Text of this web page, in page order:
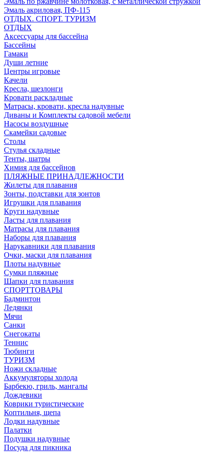
Эмаль акриловая, ПФ-115
ОТДЫХ. СПОРТ. ТУРИЗМ
ОТДЫХ
Аксессуары для бассейна
Бассейны
Гамаки
Души летние
Центры игровые
Качели
Кресла, шезлонги
Кровати раскладные
Матрасы, кровати, кресла надувные
Диваны и Комплекты садовой мебели
Насосы воздушные
Скамейки садовые
Столы
Стулья складные
Тенты, шатры
Химия для бассейнов
ПЛЯЖНЫЕ ПРИНАДЛЕЖНОСТИ
Жилеты для плавания
Зонты, подставки для зонтов
Игрушки для плавания
Круги надувные
Ласты для плавания
Матрасы для плавания
Наборы для плавания
Нарукавники для плавания
Очки, маски для плавания
Плоты надувные
Сумки пляжные
Шапки для плавания
СПОРТТОВАРЫ
Бадминтон
Ледянки
Мячи
Санки
Снегокаты
Теннис
Тюбинги
ТУРИЗМ
Ножи складные
Аккумуляторы холода
Барбекю, гриль, мангалы
Дождевики
Коврики туристические
Коптильня, щепа
Лодки надувные
Палатки
Подушки надувные
Посуда для пикника